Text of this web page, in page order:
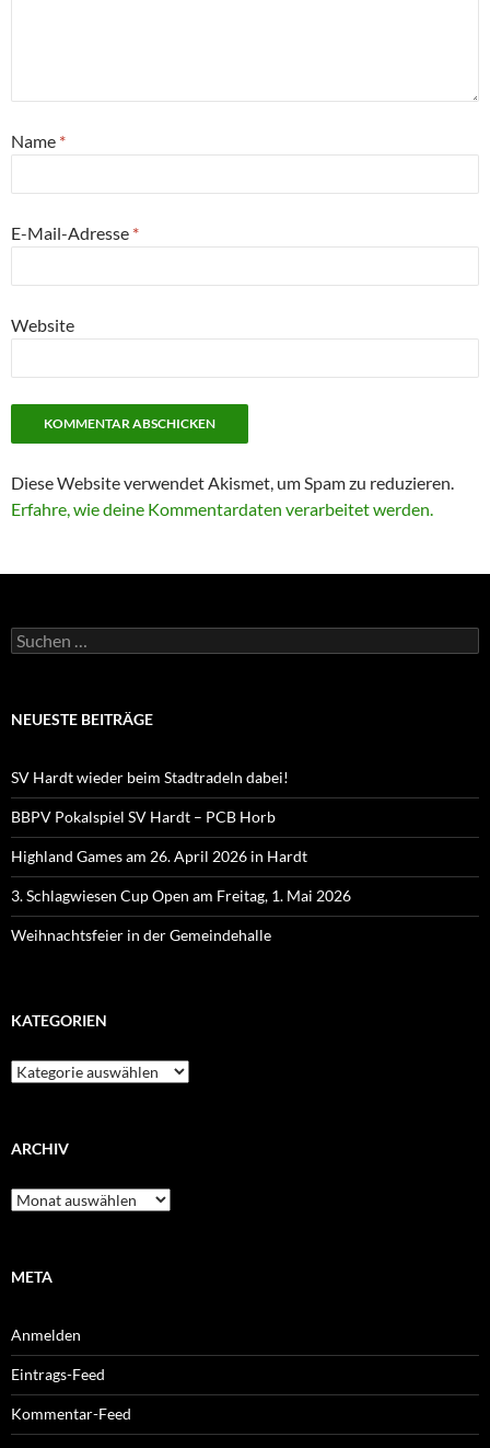
Name *
E-Mail-Adresse *
Website
Diese Website verwendet Akismet, um Spam zu reduzieren.
Erfahre, wie deine Kommentardaten verarbeitet werden.
Suchen
nach:
NEUESTE BEITRÄGE
SV Hardt wieder beim Stadtradeln dabei!
BBPV Pokalspiel SV Hardt – PCB Horb
Highland Games am 26. April 2026 in Hardt
3. Schlagwiesen Cup Open am Freitag, 1. Mai 2026
Weihnachtsfeier in der Gemeindehalle
KATEGORIEN
Kategorien
ARCHIV
Archiv
META
Anmelden
Eintrags-Feed
Kommentar-Feed